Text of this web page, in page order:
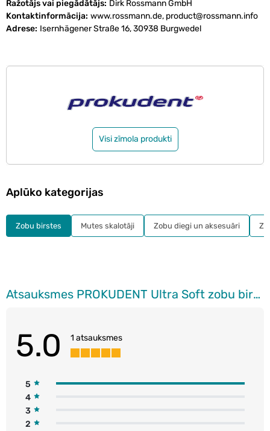
Ražotājs vai piegādātājs Dirk Rossmann GmbH
Kontaktinformācija www.rossmann.de, product@rossmann.info
Adrese Isernhägener Straße 16, 30938 Burgwedel
Visi zīmola produkti
Atsauksmes PROKUDENT Ultra Soft zobu birstes, 2gab. (dažādas krāsas)
5.0 1 atsauksmes
5
4
3
2
Aplūko kategorijas
Zobu birstes Mutes skalotāji Zobu diegi un aksesuāri